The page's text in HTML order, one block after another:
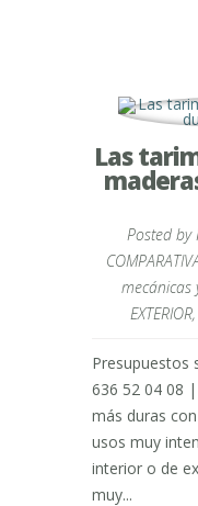
Las
Posted by
mecánicas
EXTERIOR,
Presupuestos
636 52 04 08
más duras
usos muy
interior o de
muy...